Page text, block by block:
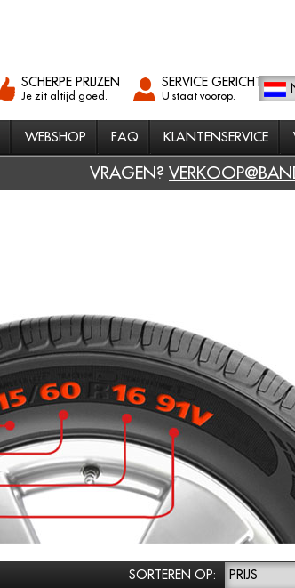
SCHERPE PRIJZEN
Je zit altijd goed.
SERVICE GERICHT
U staat voorop.
WEBSHOP FAQ KLANTENSERVICE
VRAGEN?
SORTEREN OP: PRIJS